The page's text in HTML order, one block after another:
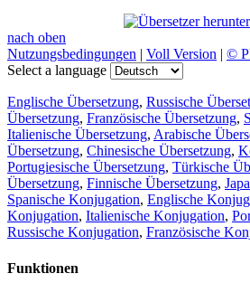
nach oben
Nutzungsbedingungen | Voll Version | ©
Select a language
Englische Übersetzung, Russische
Übersetzung, Französische Übersetzung,
Italienische Übersetzung, Arabische
Übersetzung, Chinesische Übersetzung,
Portugiesische Übersetzung, Türkische
Übersetzung, Finnische Übersetzung,
Spanische Konjugation, Englische
Konjugation, Italienische Konjugation,
Russische Konjugation, Französische
Funktionen